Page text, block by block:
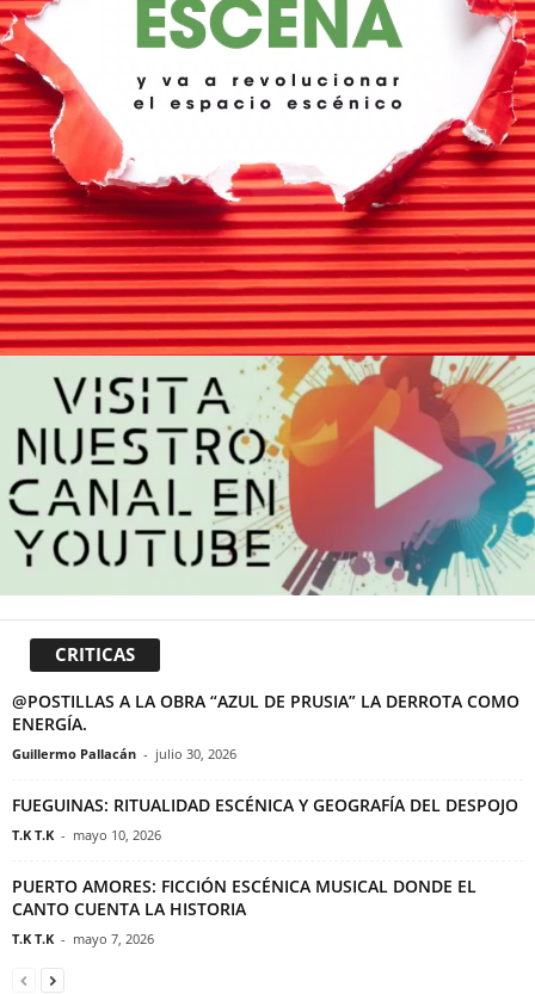
CRITICAS
@POSTILLAS A LA OBRA “AZUL DE PRUSIA” LA DERROTA COMO
ENERGÍA.
Guillermo Pallacán - julio 30, 2026
FUEGUINAS: RITUALIDAD ESCÉNICA Y GEOGRAFÍA DEL DESPOJO
T.K T.K - mayo 10, 2026
PUERTO AMORES: FICCIÓN ESCÉNICA MUSICAL DONDE EL
CANTO CUENTA LA HISTORIA
T.K T.K - mayo 7, 2026